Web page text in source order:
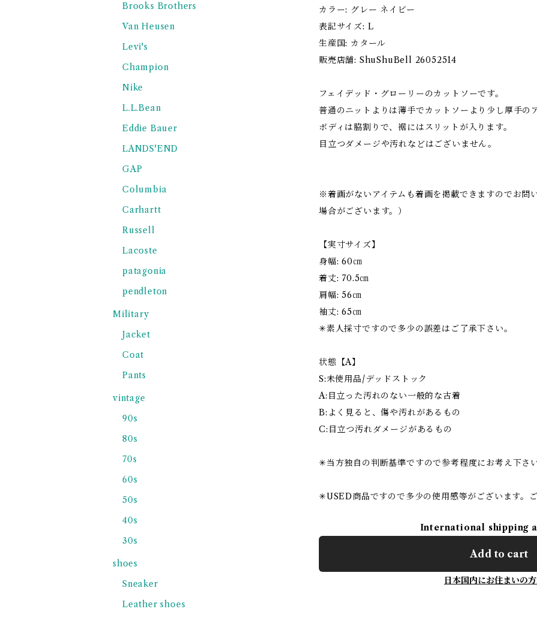
カラー: グレー ネイビー
表記サイズ: L
生産国: カタール
販売店舗: ShuShuBell 26052514
フェイデッド・グローリーのカットソーです。
普通のニットよりは薄手でカットソーより少し厚手の
ボディは脇割りで、裾にはスリットが入ります。
目立つダメージや汚れなどはございません。
※着画がないアイテムも着画を掲載できますのでお問
場合がございます。）
【実寸サイズ】
身幅: 60㎝
着丈: 70.5㎝
肩幅: 56㎝
袖丈: 65㎝
✳︎素人採寸ですので多少の誤差はご了承下さい。
状態【A】
S:未使用品/デッドストック
A:目立った汚れのない一般的な古着
B:よく見ると、傷や汚れがあるもの
C:目立つ汚れダメージがあるもの
✳︎当方独自の判断基準ですので参考程度にお考え下さい
✳︎USED商品ですので多少の使用感等がございます。
International shipping
Add to cart
日本国内にお住まいの
Brooks Brothers
Van Heusen
Levi's
Champion
Nike
L.L.Bean
Eddie Bauer
LANDS'END
GAP
Columbia
Carhartt
Russell
Lacoste
patagonia
pendleton
Military
Jacket
Coat
Pants
vintage
90s
80s
70s
60s
50s
40s
30s
shoes
Sneaker
Leather shoes